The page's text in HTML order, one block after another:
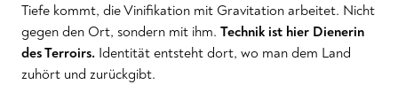
Tiefe kommt, die Vinifikation mit Gravitation arbeitet. Nicht
gegen den Ort, sondern mit ihm. Technik ist hier Dienerin
des Terroirs. Identität entsteht dort, wo man dem Land
zuhört und zurückgibt.